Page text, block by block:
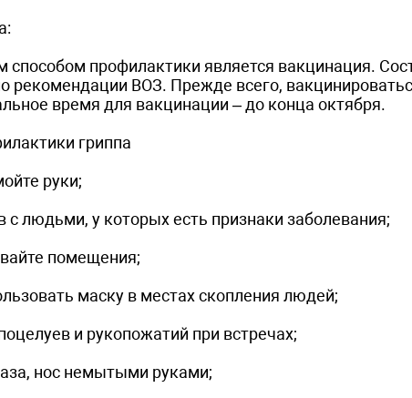
профилактики является вакцинация.
рекомендации ВОЗ. Прежде всего,
время для вакцинации – до конца октября.
гриппа
руки;
с людьми, у которых есть признаки заболевания;
помещения;
маску в местах скопления людей;
и рукопожатий при встречах;
нос немытыми руками;